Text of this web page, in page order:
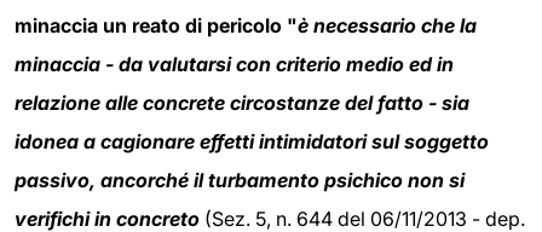
minaccia un reato di pericolo "è necessario che la
minaccia - da valutarsi con criterio medio ed in
relazione alle concrete circostanze del fatto - sia
idonea a cagionare effetti intimidatori sul soggetto
passivo, ancorché il turbamento psichico non si
verifichi in concreto (Sez. 5, n. 644 del 06/11/2013 - dep.